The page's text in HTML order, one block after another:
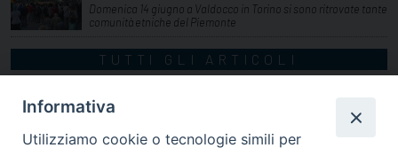
Domenica 14 giugno a Valdocco in Torino si sono ritrovate tante
comunità etniche del Piemonte
TUTTI GLI ARTICOLI
Informativa
Utilizziamo cookie o tecnologie simili per